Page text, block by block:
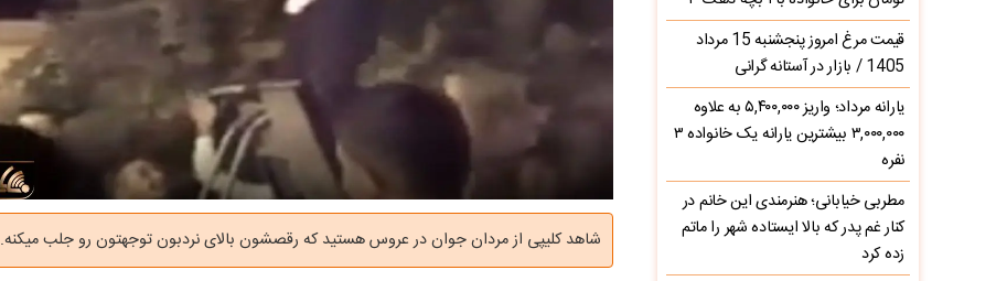
شاهد کلیپی از مردان جوان در عروس هستید که رقصشون بالای نردبون توجهتون رو جلب میکنه.
قیمت مرغ امروز پنجشنبه 15 مرداد
1405 / بازار در آستانه گرانی
یارانه مرداد؛ واریز ۵,۴۰۰,۰۰۰ به علاوه
۳,۰۰۰,۰۰۰ بیشترین یارانه یک خانواده ۳
نفره
مطربی خیابانی؛ هنرمندی این خانم در
کنار غم پدر که بالا ایستاده شهر را ماتم
زده کرد